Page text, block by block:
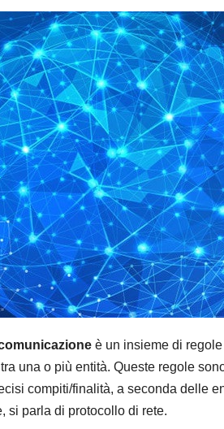
è un insieme di
una o più entità. Queste regole
compiti/finalità, a seconda delle
si parla di protocollo di rete.